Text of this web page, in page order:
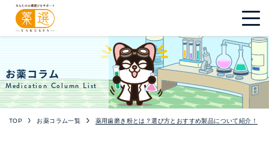
お薬コラム
Medication Column List
TOP お薬コラム一覧 薬用歯磨き粉とは？選び方とおすすめ製品について紹介！